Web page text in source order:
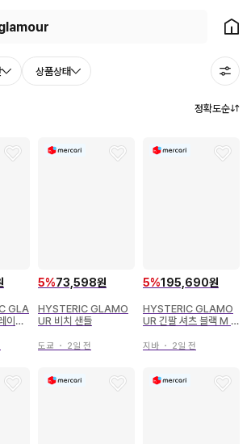
홈으
상품상태
정확도순
GLA
이스
5%73,598원
HYSTERIC GLAMO
UR 비치 샌들
도쿄 ・ 2일 전
5%195,690원
HYSTERIC GLAMO
UR 긴팔 셔츠 블랙 M 사
지바 ・ 2일 전